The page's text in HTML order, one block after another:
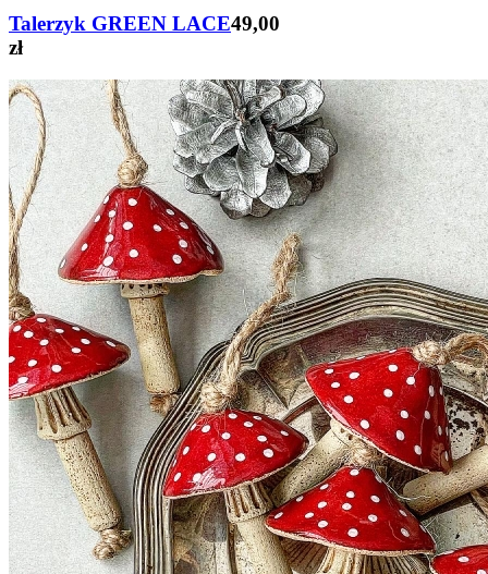
Talerzyk GREEN LACE49,00
zł